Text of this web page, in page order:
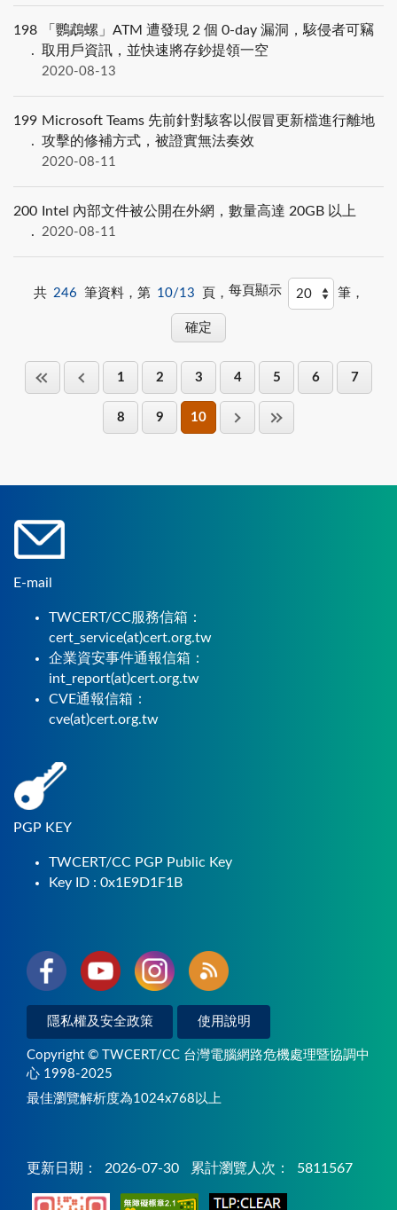
198
「鸚鵡螺」ATM 遭發現 2 個 0-day 漏洞，駭侵者可竊
取用戶資訊，並快速將存鈔提領一空
2020-08-13
199 Microsoft Teams 先前針對駭客以假冒更新檔進行離地
攻擊的修補方式，被證實無法奏效
2020-08-11
200 Intel 內部文件被公開在外網，數量高達 20GB 以上
2020-08-11
共 246 筆資料，第 10/13 頁， 每頁顯示 筆，
1 2 3 4 5 6 7
8 9 10
E-mail
TWCERT/CC服務信箱：
cert_service(at)cert.org.tw
企業資安事件通報信箱：
int_report(at)cert.org.tw
CVE通報信箱：
cve(at)cert.org.tw
PGP KEY
TWCERT/CC PGP Public Key
Key ID : 0x1E9D1F1B
隱私權及安全政策 使用說明
Copyright © TWCERT/CC 台灣電腦網路危機處理暨協調中
心 1998-2025
最佳瀏覽解析度為1024x768以上
更新日期： 2026-07-30 累計瀏覽人次： 5811567